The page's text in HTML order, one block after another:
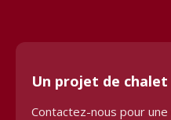
Un projet de chalet
Contactez-nous pour